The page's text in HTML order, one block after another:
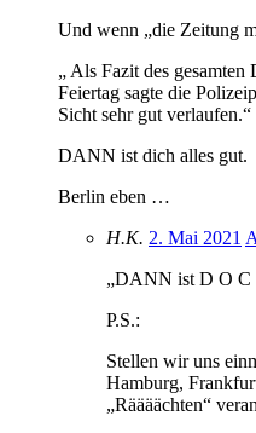
Und wenn „die Zeitung
„ Als Fazit des gesamten
Feiertag sagte die
Sicht sehr gut verlaufen.“
DANN ist dich alles gut.
Berlin eben …
H.K. 2. Mai 2021
„DANN ist D O C
P.S.:
Stellen wir uns
Hamburg,
„Räääächten“